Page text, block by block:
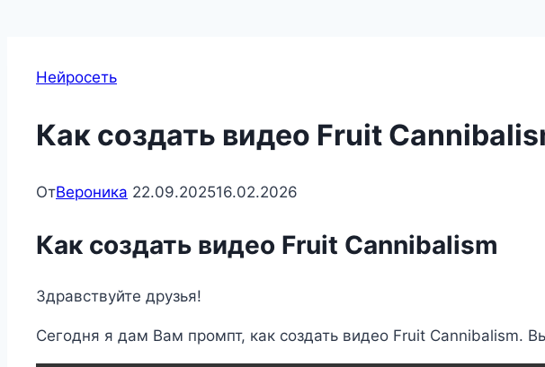
Нейросеть
Как создать видео Fruit
ОтВероника 22.09.202516.02.2026
Как создать видео Fruit Cannibalism
Здравствуйте друзья!
Сегодня я дам Вам промпт, как создать видео Fruit Cannibalism.